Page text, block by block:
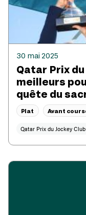
30 mai 2025
Qatar Prix du
meilleurs
quête du
Plat Avant
Qatar Prix du Jockey Club